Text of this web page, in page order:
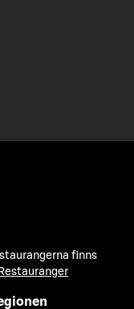
finns
Restauranger